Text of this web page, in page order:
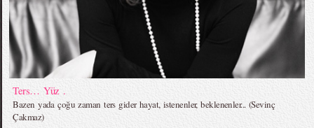
Ters… Yüz .
Bazen yada çoğu zaman ters gider hayat, istenenler, beklenenler... (Sevinç
Çakmaz)